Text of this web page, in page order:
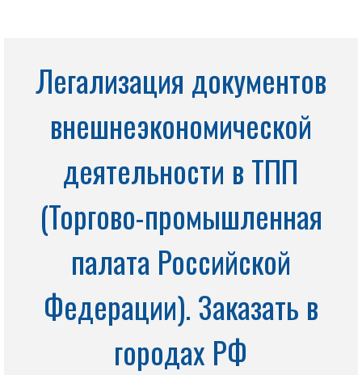
Легализация документов
внешнеэкономической
деятельности в ТПП
(Торгово-промышленная
палата Российской
Федерации). Заказать в
городах РФ